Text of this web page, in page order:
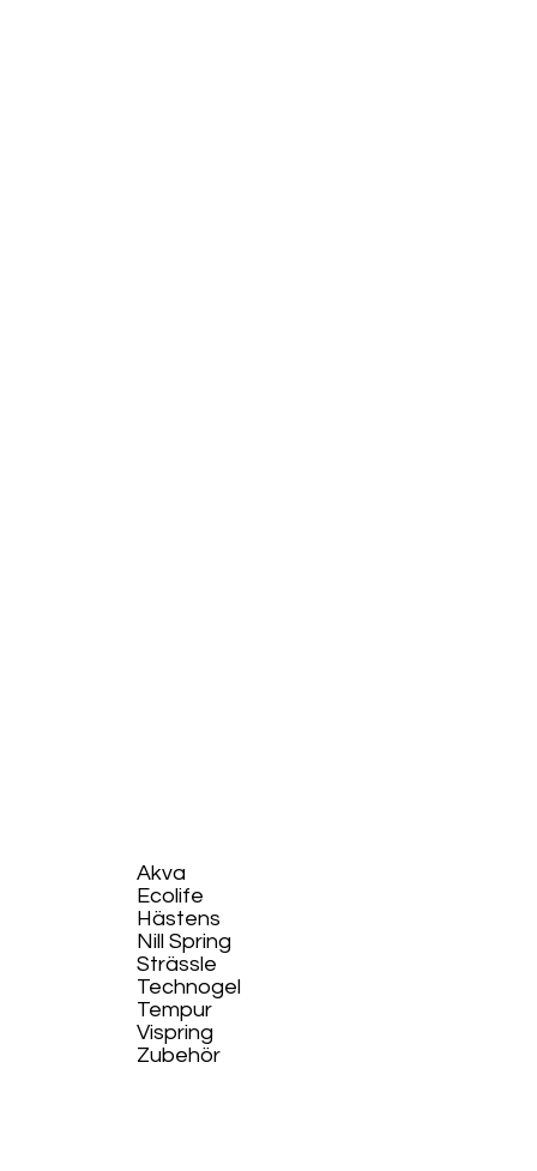
Akva
Ecolife​
Hästens
Nill Spring
Strässle
Technogel
Tempur
Vispring
Zubehör